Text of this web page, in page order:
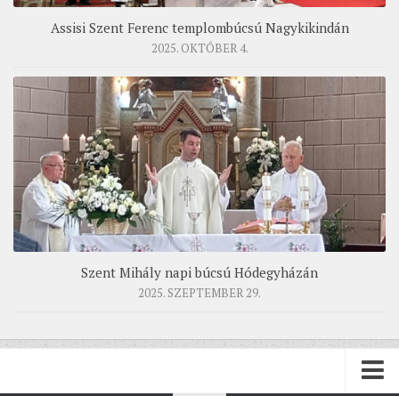
Assisi Szent Ferenc templombúcsú Nagykikindán
2025. OKTÓBER 4.
Szent Mihály napi búcsú Hódegyházán
2025. SZEPTEMBER 29.